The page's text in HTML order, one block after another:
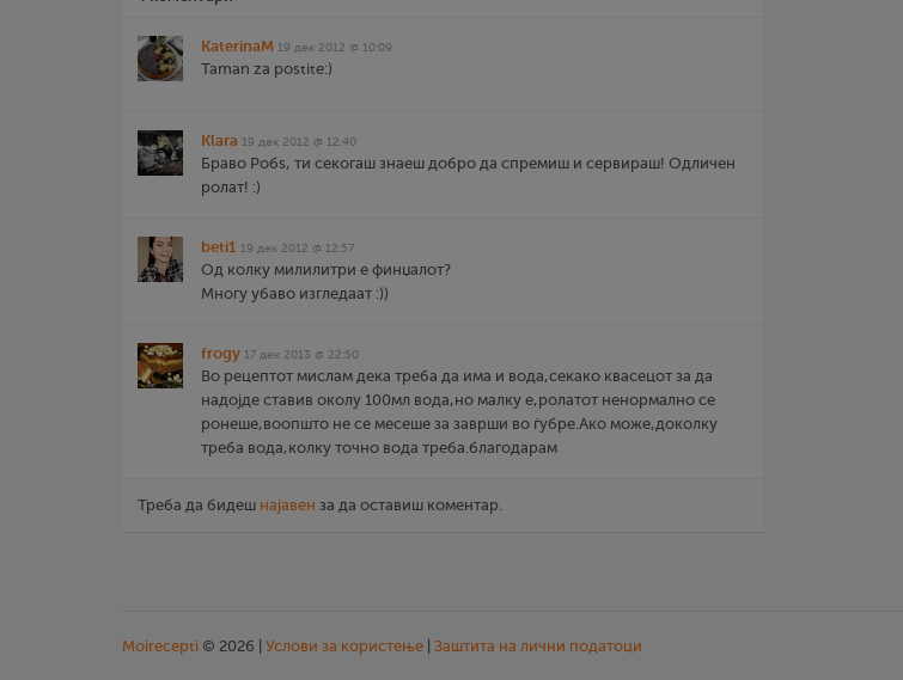
KaterinaM 19 дек 2012 @ 10:09
Taman za postite:)
Klara 19 дек 2012 @ 12:40
Браво Робѕ, ти секогаш знаеш добро да спремиш и сервираш! Одличен
ролат! :)
beti1 19 дек 2012 @ 12:57
Од колку милилитри е финџалот?
Многу убаво изгледаат :))
frogy 17 дек 2013 @ 22:50
Во рецептот мислам дека треба да има и вода,секако квасецот за да
надојде ставив околу 100мл вода,но малку е,ролатот ненормално се
ронеше,воопшто не се месеше за заврши во ѓубре.Ако може,доколку
треба вода,колку точно вода треба.благодарам
Треба да бидеш најавен за да оставиш коментар.
Moirecepti © 2026 | Услови за користење Заштита на лични податоци